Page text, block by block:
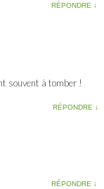
RÉPONDRE ↓
souvent à tomber !
RÉPONDRE ↓
RÉPONDRE ↓